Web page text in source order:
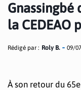
Gnassingbé
la CEDEAO
Rédigé par : Roly B. 09/
À son retour du